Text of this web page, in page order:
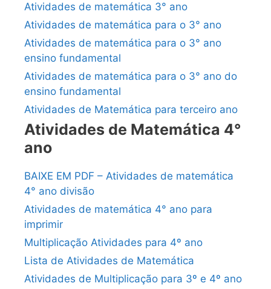
Atividades de matemática 3° ano
Atividades de matemática para o 3° ano
Atividades de matemática para o 3° ano
ensino fundamental
Atividades de matemática para o 3° ano do
ensino fundamental
Atividades de Matemática para terceiro ano
Atividades de Matemática 4°
ano
BAIXE EM PDF – Atividades de matemática
4° ano divisão
Atividades de matemática 4° ano para
imprimir
Multiplicação Atividades para 4º ano
Lista de Atividades de Matemática
Atividades de Multiplicação para 3º e 4º ano